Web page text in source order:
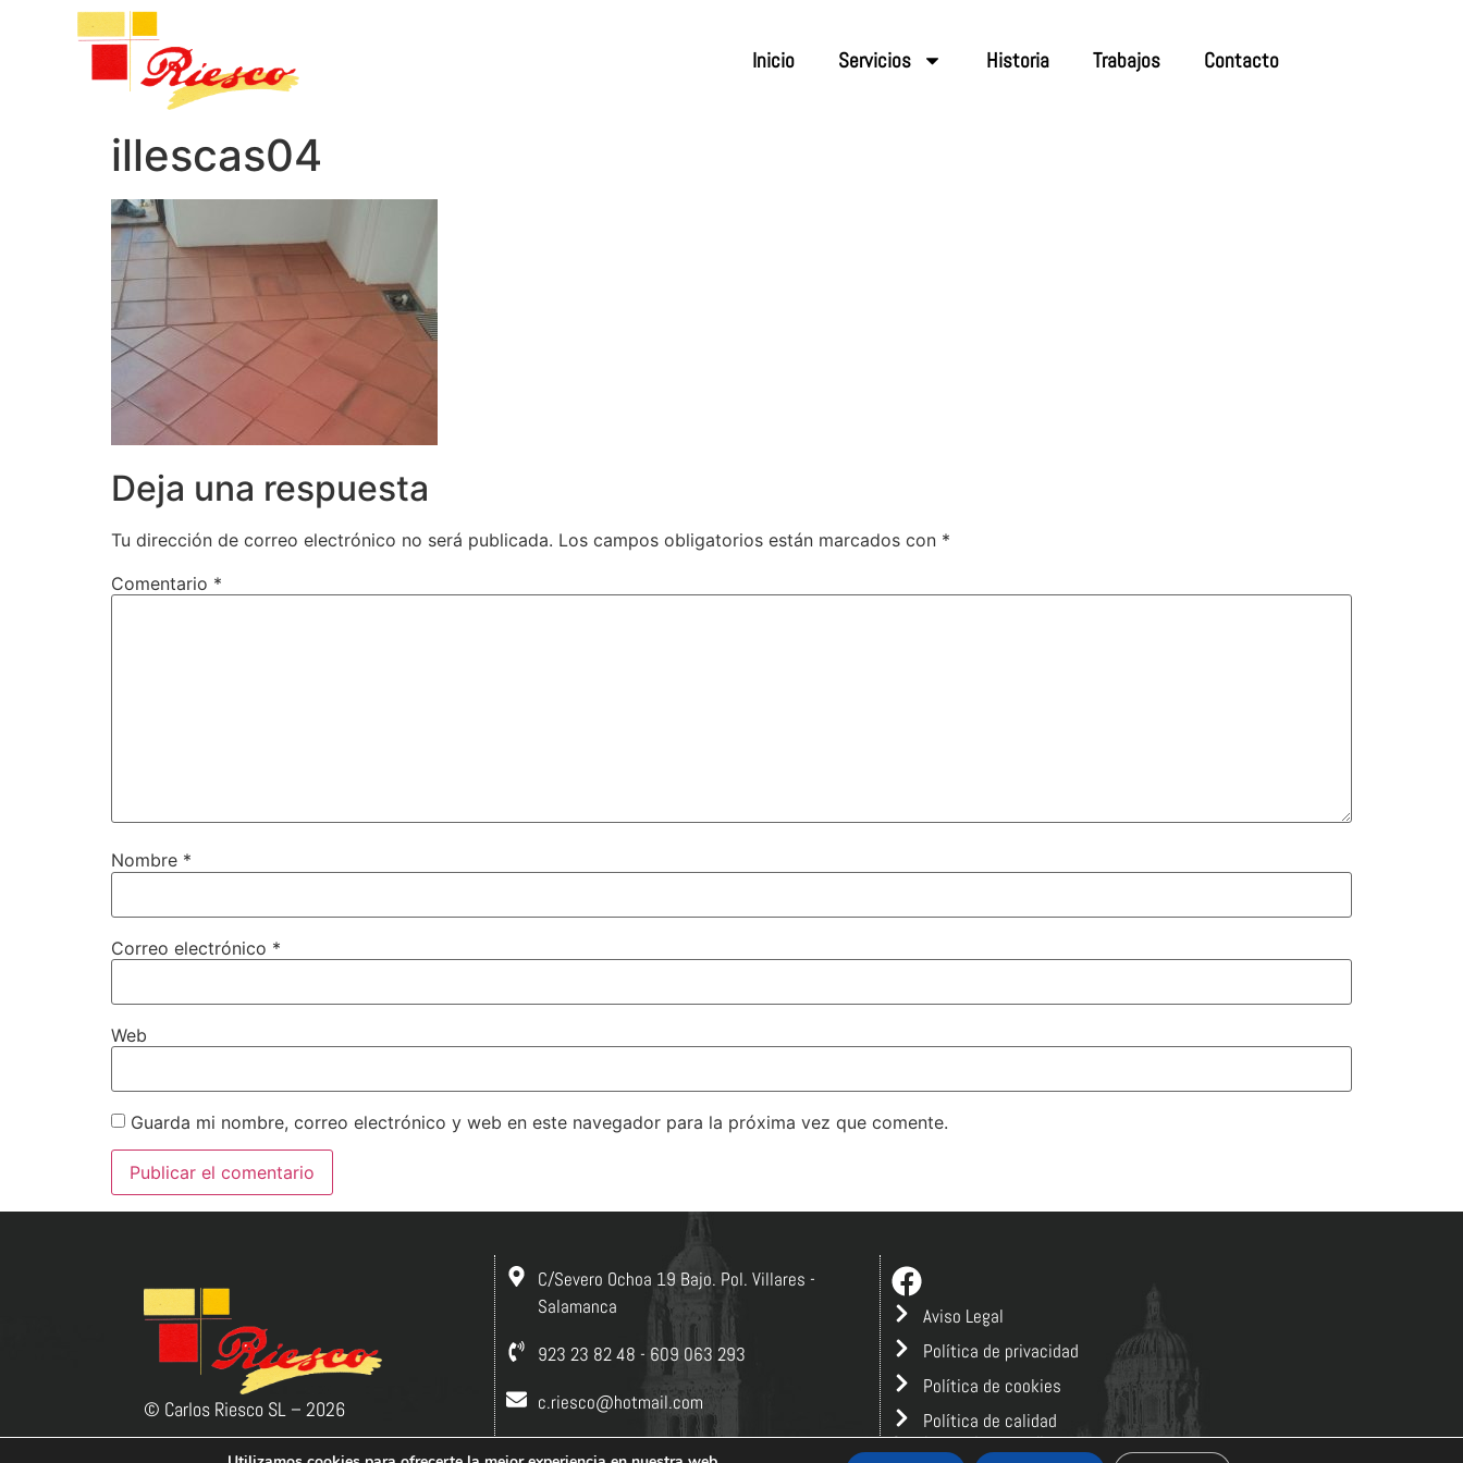
Inicio Servicios Historia Trabajos Contacto
illescas04
Deja una respuesta
Tu dirección de correo electrónico no será publicada. Los campos obligatorios están marcados con *
Comentario *
Nombre *
Correo electrónico *
Web
Guarda mi nombre, correo electrónico y web en este navegador para la próxima vez que comente.
© Carlos Riesco SL – 2026
C/Severo Ochoa 19 Bajo. Pol. Villares -
Salamanca
923 23 82 48 - 609 063 293
c.riesco@hotmail.com
Aviso Legal
Política de privacidad
Política de cookies
Política de calidad
Creado portalentoymedia.com